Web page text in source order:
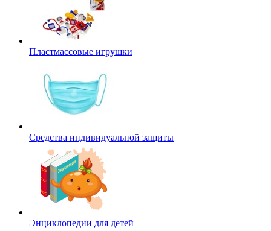
Пластмассовые игрушки
Средства индивидуальной защиты
Энциклопедии для детей